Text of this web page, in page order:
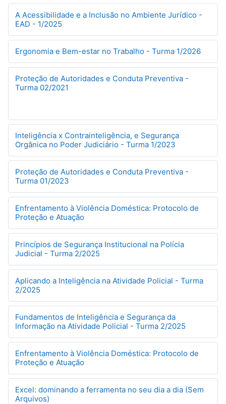
A Acessibilidade e a Inclusão no Ambiente Jurídico -
EAD - 1/2025
Ergonomia e Bem-estar no Trabalho - Turma 1/2026
Proteção de Autoridades e Conduta Preventiva -
Turma 02/2021
Inteligência x Contrainteligência, e Segurança
Orgânica no Poder Judiciário - Turma 1/2023
Proteção de Autoridades e Conduta Preventiva -
Turma 01/2023
Enfrentamento à Violência Doméstica: Protocolo de
Proteção e Atuação
Princípios de Segurança Institucional na Polícia
Judicial - Turma 2/2025
Aplicando a Inteligência na Atividade Policial - Turma
2/2025
Fundamentos de Inteligência e Segurança da
Informação na Atividade Policial - Turma 2/2025
Enfrentamento à Violência Doméstica: Protocolo de
Proteção e Atuação
Excel: dominando a ferramenta no seu dia a dia (Sem
Arquivos)